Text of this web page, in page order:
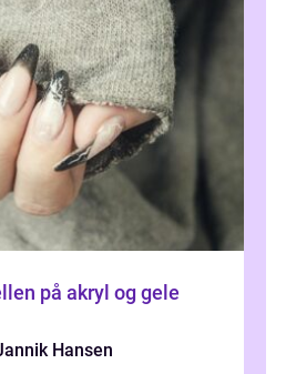
på akryl og gele
Hansen